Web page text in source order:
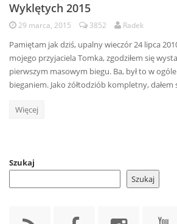
Wyklętych 2015
29 marca, 2015 3852 Radek
Pamiętam jak dziś, upalny wieczór 24 lipca
mojego przyjaciela Tomka, zgodziłem się
pierwszym masowym biegu. Ba, był to w
bieganiem. Jako żółtodziób kompletny,
Więcej
Szukaj
Szukaj